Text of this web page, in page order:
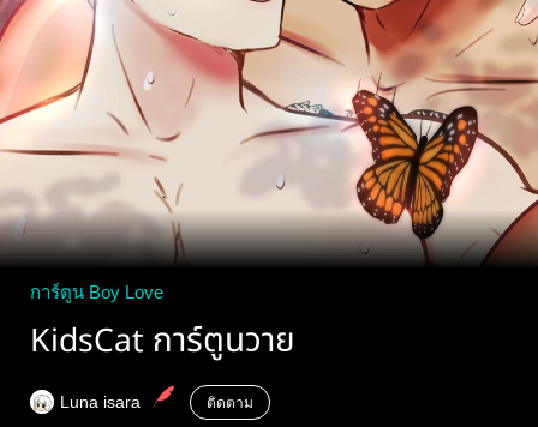
การ์ตูน Boy Love
KidsCat การ์ตูนวาย
Luna isara ติดตาม